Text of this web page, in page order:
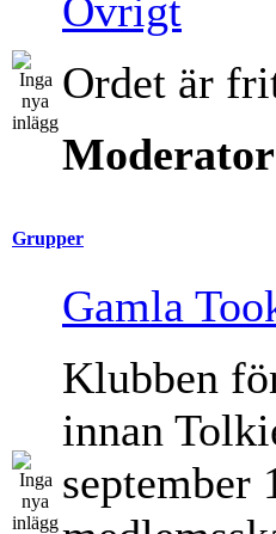
Övrigt
Ordet är
Grupper
Gamla
Klubben
innan
september